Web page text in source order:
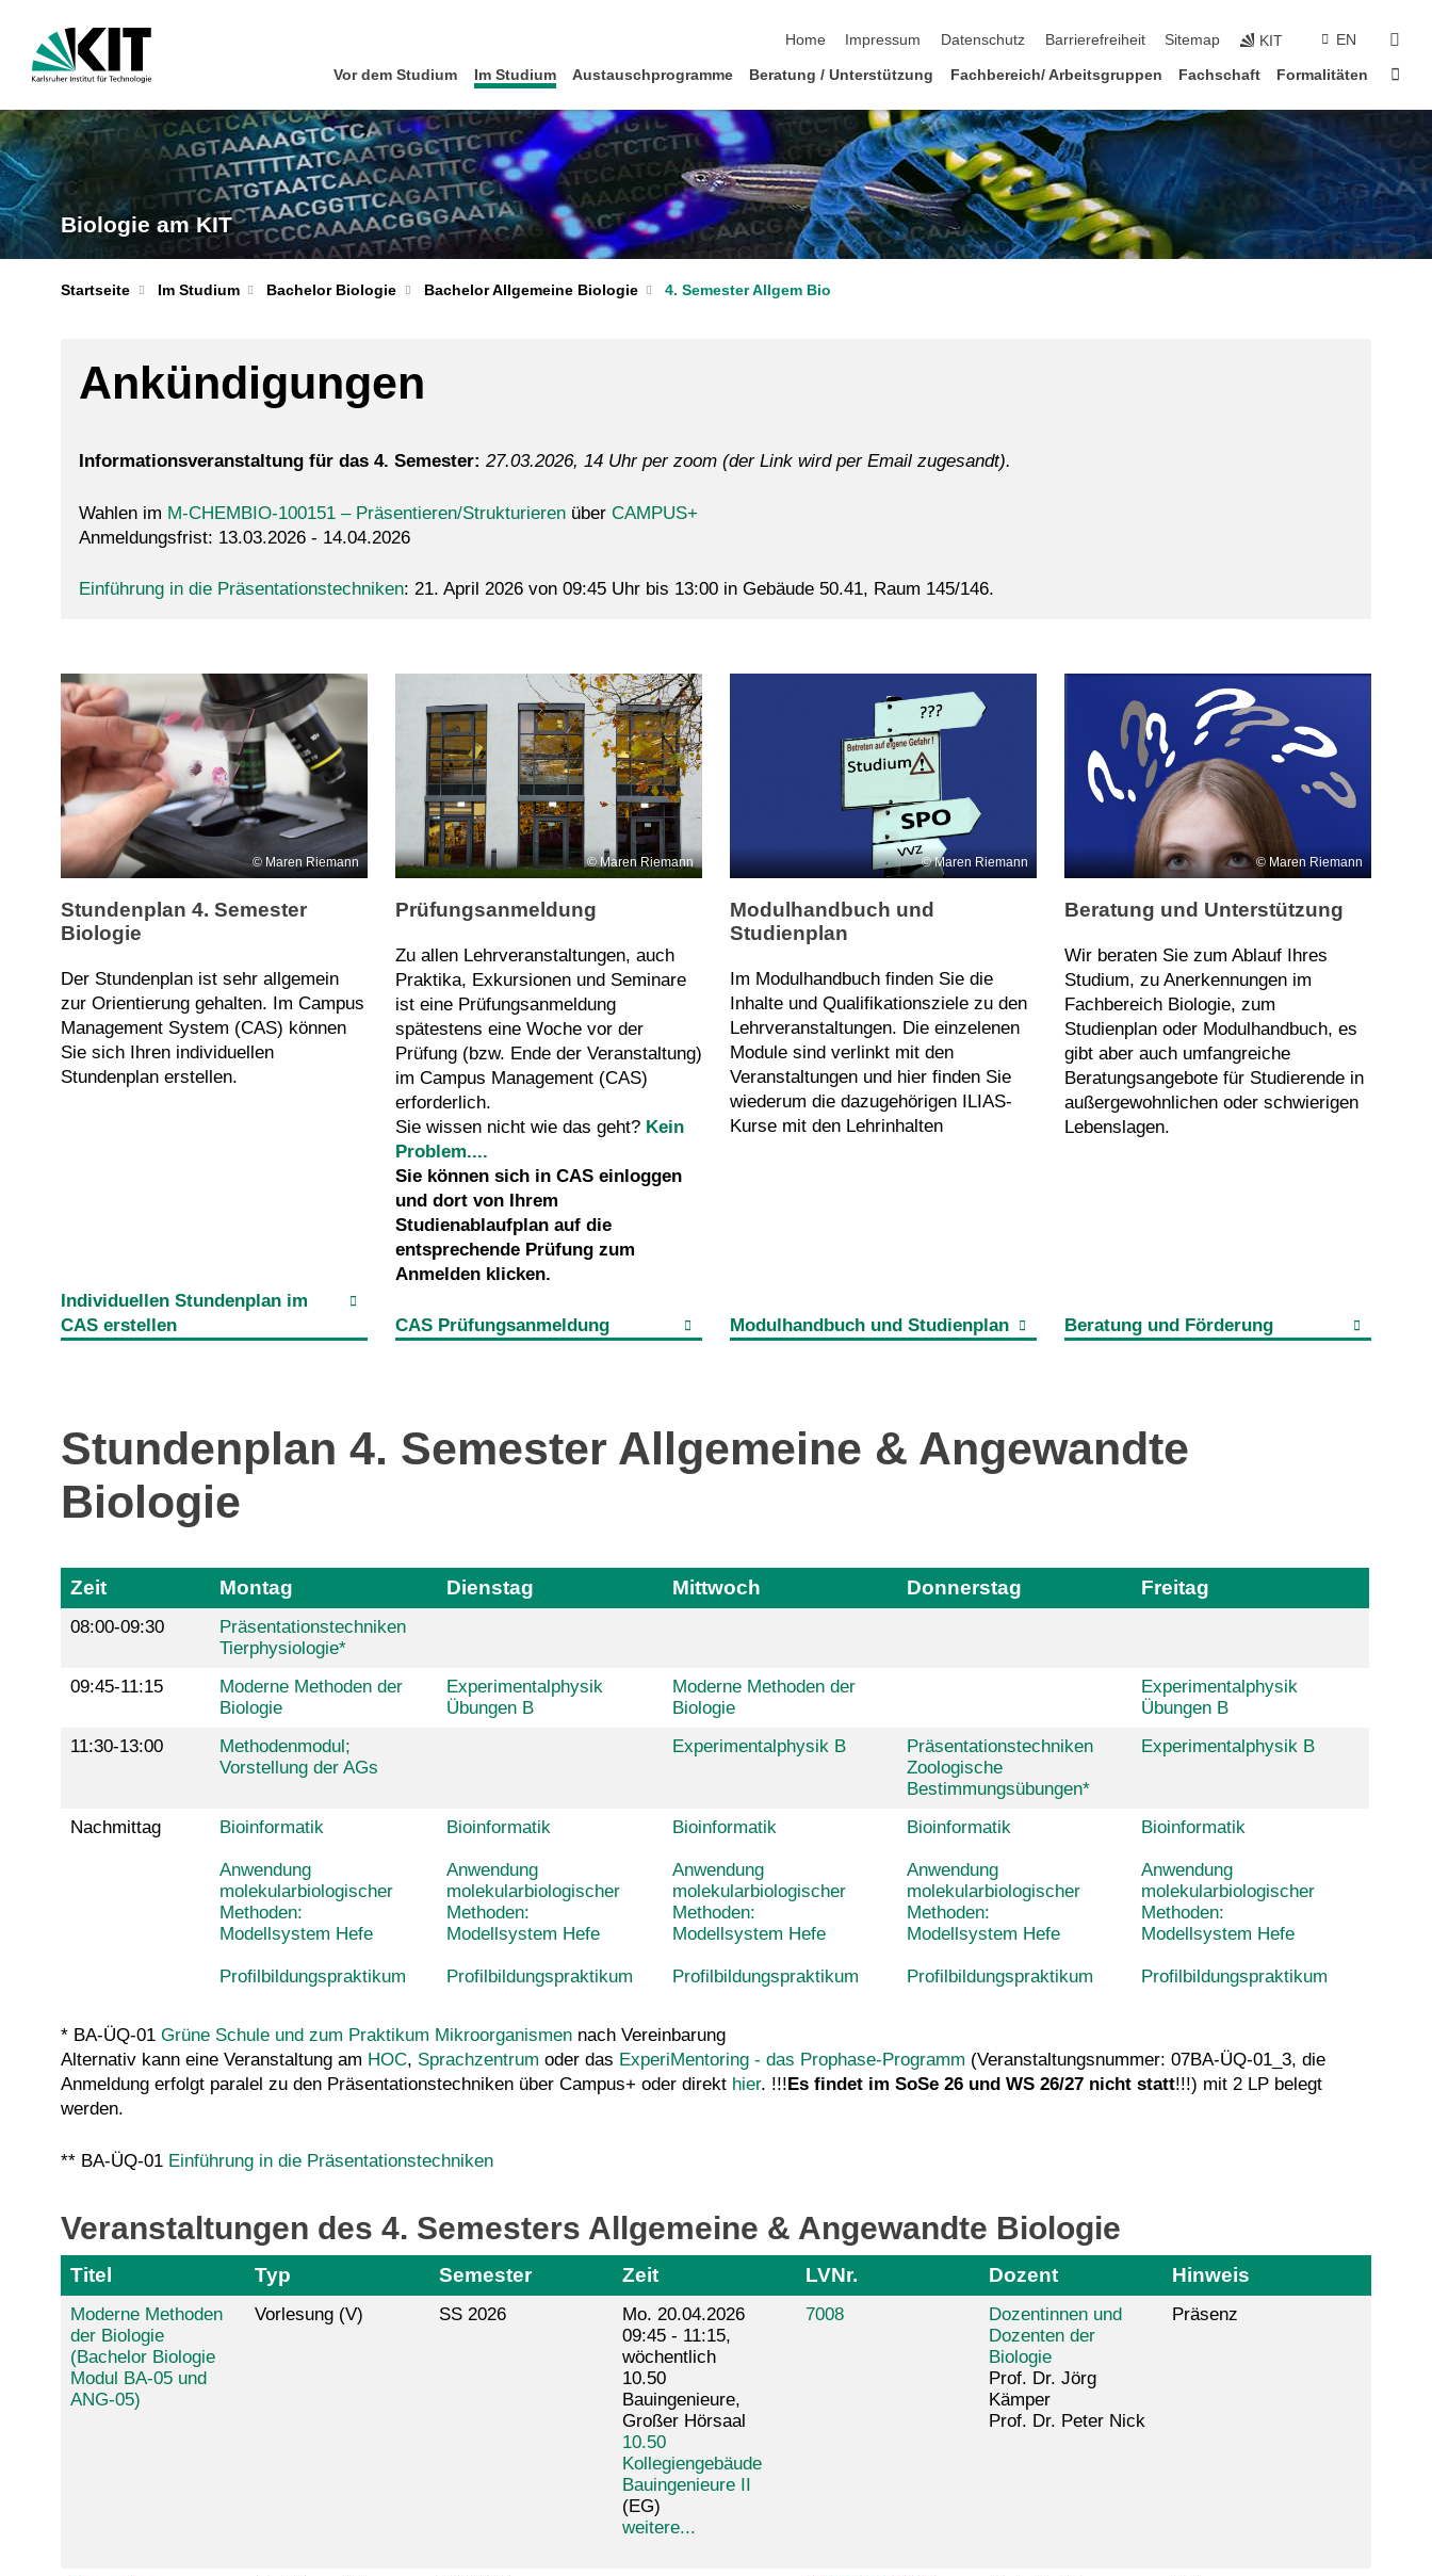
Home
Impressum Datenschutz Barrierefreiheit Sitemap KIT EN
Vor dem Studium Im Studium Austauschprogramme Beratung / Unterstützung Fachbereich/ Arbeitsgruppen Fachschaft Formalitäten
Biologie am KIT
Startseite Im Studium Bachelor Biologie Bachelor Allgemeine Biologie 4. Semester Allgem Bio
Ankündigungen
Informationsveranstaltung für das 4. Semester: 27.03.2026, 14 Uhr per zoom (der Link wird per Email zugesandt).
Wahlen im M-CHEMBIO-100151 – Präsentieren/Strukturieren über CAMPUS+
Anmeldungsfrist: 13.03.2026 - 14.04.2026
Einführung in die Präsentationstechniken: 21. April 2026 von 09:45 Uhr bis 13:00 in Gebäude 50.41, Raum 145/146.
Maren Riemann
Stundenplan 4. Semester
Biologie
Der Stundenplan ist sehr allgemein
zur Orientierung gehalten. Im Campus
Management System (CAS) können
Sie sich Ihren individuellen
Stundenplan erstellen.
Individuellen Stundenplan im
CAS erstellen
Maren Riemann
Prüfungsanmeldung
Zu allen Lehrveranstaltungen, auch
Praktika, Exkursionen und Seminare
ist eine Prüfungsanmeldung
spätestens eine Woche vor der
Prüfung (bzw. Ende der Veranstaltung)
im Campus Management (CAS)
erforderlich.
Sie wissen nicht wie das geht? Kein
Problem....
Sie können sich in CAS einloggen
und dort von Ihrem
Studienablaufplan auf die
entsprechende Prüfung zum
Anmelden klicken.
CAS Prüfungsanmeldung
Maren Riemann
Modulhandbuch und
Studienplan
Im Modulhandbuch finden Sie die
Inhalte und Qualifikationsziele zu den
Lehrveranstaltungen. Die einzelenen
Module sind verlinkt mit den
Veranstaltungen und hier finden Sie
wiederum die dazugehörigen ILIAS-
Kurse mit den Lehrinhalten
Modulhandbuch und Studienplan
Maren Riemann
Beratung und Unterstützung
Wir beraten Sie zum Ablauf Ihres
Studium, zu Anerkennungen im
Fachbereich Biologie, zum
Studienplan oder Modulhandbuch, es
gibt aber auch umfangreiche
Beratungsangebote für Studierende in
außergewohnlichen oder schwierigen
Lebenslagen.
Beratung und Förderung
Stundenplan 4. Semester Allgemeine & Angewandte
Biologie
Zeit Montag Dienstag Mittwoch Donnerstag Freitag
08:00-09:30
Präsentationstechniken
Tierphysiologie*
09:45-11:15
Moderne Methoden der
Biologie
Experimentalphysik
Übungen B
Moderne Methoden der
Biologie
Experimentalphysik
Übungen B
11:30-13:00
Methodenmodul;
Vorstellung der AGs
Experimentalphysik B
Präsentationstechniken
Zoologische
Bestimmungsübungen*
Experimentalphysik B
Nachmittag Bioinformatik
Anwendung
molekularbiologischer
Methoden:
Modellsystem Hefe
Profilbildungspraktikum
Bioinformatik
Anwendung
molekularbiologischer
Methoden:
Modellsystem Hefe
Profilbildungspraktikum
Bioinformatik
Anwendung
molekularbiologischer
Methoden:
Modellsystem Hefe
Profilbildungspraktikum
Bioinformatik
Anwendung
molekularbiologischer
Methoden:
Modellsystem Hefe
Profilbildungspraktikum
Bioinformatik
Anwendung
molekularbiologischer
Methoden:
Modellsystem Hefe
Profilbildungspraktikum
* BA-ÜQ-01 Grüne Schule und zum Praktikum Mikroorganismen nach Vereinbarung
Alternativ kann eine Veranstaltung am HOC, Sprachzentrum oder das ExperiMentoring - das Prophase-Programm (Veranstaltungsnummer: 07BA-ÜQ-01_3, die
Anmeldung erfolgt paralel zu den Präsentationstechniken über Campus+ oder direkt hier. !!! Es findet im SoSe 26 und WS 26/27 nicht statt!!!) mit 2 LP belegt
werden.
** BA-ÜQ-01 Einführung in die Präsentationstechniken
Veranstaltungen des 4. Semesters Allgemeine & Angewandte Biologie
Titel Typ Semester Zeit LVNr. Dozent Hinweis
Moderne Methoden
der Biologie
(Bachelor Biologie
Modul BA-05 und
ANG-05)
Vorlesung (V) SS 2026
Mo. 20.04.2026
09:45 - 11:15,
wöchentlich
10.50
Bauingenieure,
Großer Hörsaal
10.50
Kollegiengebäude
Bauingenieure II
(EG)
weitere...
7008
Dozentinnen und
Dozenten der
Biologie
Prof. Dr. Jörg
Kämper
Prof. Dr. Peter Nick
Präsenz